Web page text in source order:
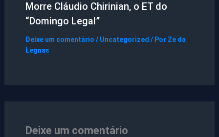
Morre Cláudio Chirinian, o ET do
“Domingo Legal”
Deixe um comentário / Uncategorized / Por Ze da
Legnas
Deixe um comentário